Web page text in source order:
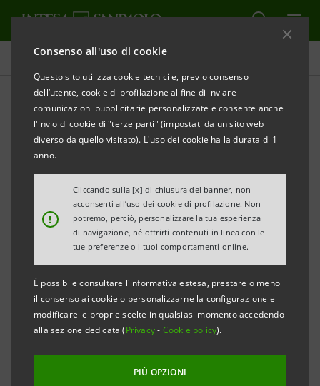
Consenso all'uso di cookie
Questo sito utilizza cookie tecnici e, previo consenso
dell’utente, cookie di profilazione al fine di inviare
comunicazioni pubblicitarie personalizzate e consente anche
l'invio di cookie di "terze parti" (impostati da un sito web
diverso da quello visitato). L'uso dei cookie ha la durata di 1
anno.
!
Cliccando sulla [x] di chiusura del banner, non
acconsenti all’uso dei cookie di profilazione. Non
potremo, perciò, personalizzare la tua esperienza
di navigazione, né offrirti contenuti in linea con le
tue preferenze o i tuoi comportamenti online.
È possibile consultare l'informativa estesa, prestare o meno
il consenso ai cookie o personalizzarne la configurazione e
modificare le proprie scelte in qualsiasi momento accedendo
alla sezione dedicata (Privacy- Cookie policy).
PIÙ OPZIONI
Comunicati stampa
STAMPA AGGIORNA
COMUNICATO STAMPA
DI FIRENZE PRESENTANO IL VOLUME
“LA BASILICA DELLA SANTISSIMA ANNUNZIATA.
DAL DUECENTO AL CINQUECENTO”
RINASCE LA STORICA COLLANA EDITORIALE
DEDICATA ALLE CHIESE DI FIRENZE
Firenze, 19 dicembre 2013– Un simbolo per la città, un